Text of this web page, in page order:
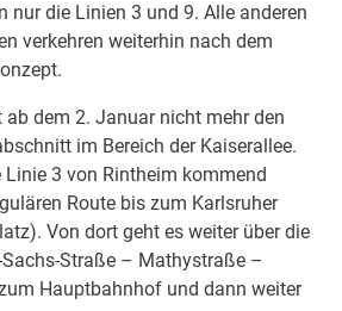
nur die Linien 3 und 9. Alle anderen
verkehren weiterhin nach dem
dem 2. Januar nicht mehr den
im Bereich der Kaiserallee.
3 von Rintheim kommend
Route bis zum Karlsruher
Von dort geht es weiter über die
Straße – Mathystraße –
Hauptbahnhof und dann weiter